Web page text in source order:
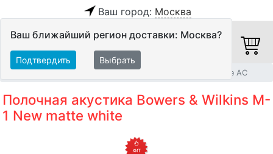
Ваш город: Москва
Ваш ближайший регион доставки: Москва?
Подтвердить Выбрать
Полочные и настенные АС
Полочная акустика Bowers & Wilkins M-
1 New matte white